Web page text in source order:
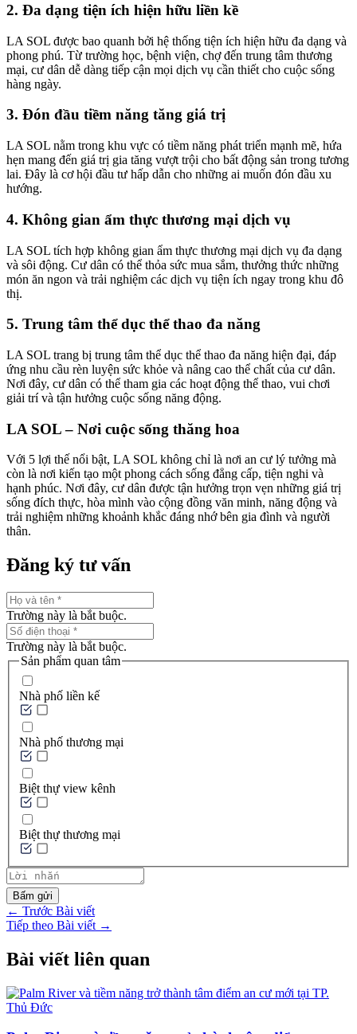
2. Đa dạng tiện ích hiện hữu liền kề
LA SOL được bao quanh bởi hệ thống tiện ích hiện hữu đa dạng và
phong phú. Từ trường học, bệnh viện, chợ đến trung tâm thương
mại, cư dân dễ dàng tiếp cận mọi dịch vụ cần thiết cho cuộc sống
hàng ngày.
3. Đón đầu tiềm năng tăng giá trị
LA SOL nằm trong khu vực có tiềm năng phát triển mạnh mẽ, hứa
hẹn mang đến giá trị gia tăng vượt trội cho bất động sản trong tương
lai. Đây là cơ hội đầu tư hấp dẫn cho những ai muốn đón đầu xu
hướng.
4. Không gian ẩm thực thương mại dịch vụ
LA SOL tích hợp không gian ẩm thực thương mại dịch vụ đa dạng
và sôi động. Cư dân có thể thỏa sức mua sắm, thưởng thức những
món ăn ngon và trải nghiệm các dịch vụ tiện ích ngay trong khu đô
thị.
5. Trung tâm thể dục thể thao đa năng
LA SOL trang bị trung tâm thể dục thể thao đa năng hiện đại, đáp
ứng nhu cầu rèn luyện sức khỏe và nâng cao thể chất của cư dân.
Nơi đây, cư dân có thể tham gia các hoạt động thể thao, vui chơi
giải trí và tận hưởng cuộc sống năng động.
LA SOL – Nơi cuộc sống thăng hoa
Với 5 lợi thế nổi bật, LA SOL không chỉ là nơi an cư lý tưởng mà
còn là nơi kiến tạo một phong cách sống đẳng cấp, tiện nghi và
hạnh phúc. Nơi đây, cư dân được tận hưởng trọn vẹn những giá trị
sống đích thực, hòa mình vào cộng đồng văn minh, năng động và
trải nghiệm những khoảnh khắc đáng nhớ bên gia đình và người
thân.
Đăng ký tư vấn
Trường này là bắt buộc.
Trường này là bắt buộc.
Sản phẩm quan tâm
Nhà phố liền kế
Nhà phố thương mại
Biệt thự view kênh
Biệt thự thương mại
Bấm gửi
← Trước Bài viết
Tiếp theo Bài viết →
Bài viết liên quan